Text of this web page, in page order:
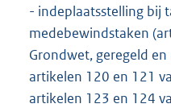
- indeplaatsstelling bij
medebewindstaken
Grondwet, geregeld
artikelen 120 en 121
artikelen 123 en 124